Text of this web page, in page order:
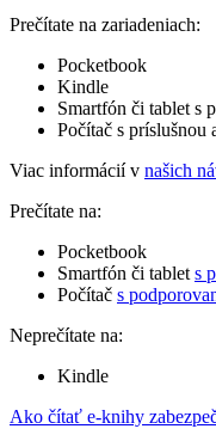
Prečítate na zariadeniach:
Pocketbook
Kindle
Smartfón či tablet s
Počítač s príslušnou
Viac informácií v našich
Prečítate na:
Pocketbook
Smartfón či tablet s
Počítač s
Neprečítate na:
Kindle
Ako čítať e-knihy